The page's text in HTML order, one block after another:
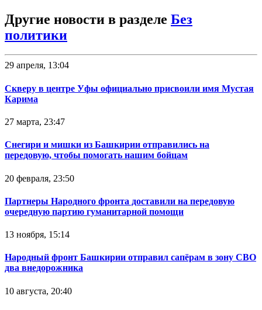
Другие новости в разделе Без
политики
29 апреля, 13:04
Скверу в центре Уфы официально присвоили имя Мустая
Карима
27 марта, 23:47
Снегири и мишки из Башкирии отправились на
передовую, чтобы помогать нашим бойцам
20 февраля, 23:50
Партнеры Народного фронта доставили на передовую
очередную партию гуманитарной помощи
13 ноября, 15:14
Народный фронт Башкирии отправил сапёрам в зону СВО
два внедорожника
10 августа, 20:40